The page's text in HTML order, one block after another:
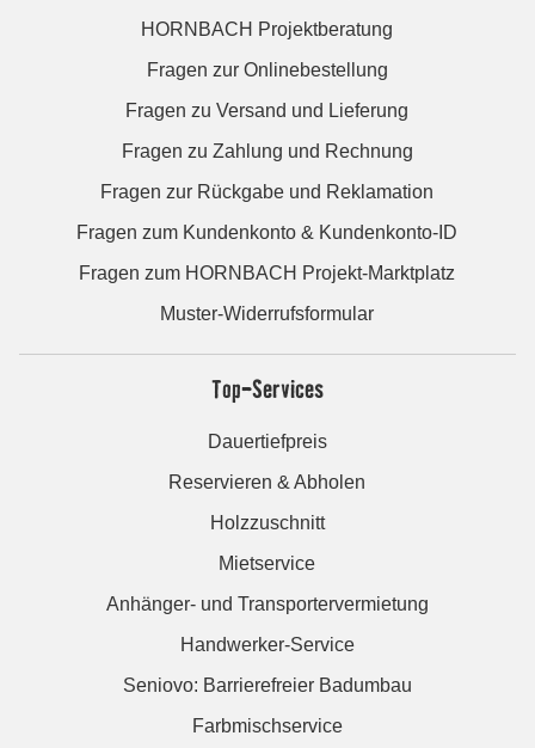
HORNBACH Projektberatung
Fragen zur Onlinebestellung
Fragen zu Versand und Lieferung
Fragen zu Zahlung und Rechnung
Fragen zur Rückgabe und Reklamation
Fragen zum Kundenkonto & Kundenkonto-ID
Fragen zum HORNBACH Projekt-Marktplatz
Muster-Widerrufsformular
Top-Services
Dauertiefpreis
Reservieren & Abholen
Holzzuschnitt
Mietservice
Anhänger- und Transportervermietung
Handwerker-Service
Seniovo: Barrierefreier Badumbau
Farbmischservice